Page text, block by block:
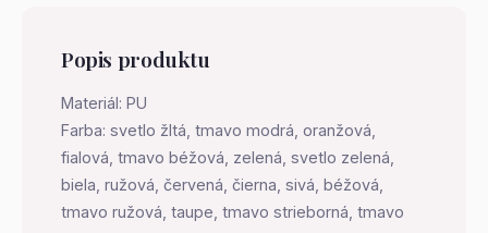
Popis produktu
Materiál: PU
Farba: svetlo žltá, tmavo modrá, oranžová,
fialová, tmavo béžová, zelená, svetlo zelená,
biela, ružová, červená, čierna, sivá, béžová,
tmavo ružová, taupe, tmavo strieborná, tmavo